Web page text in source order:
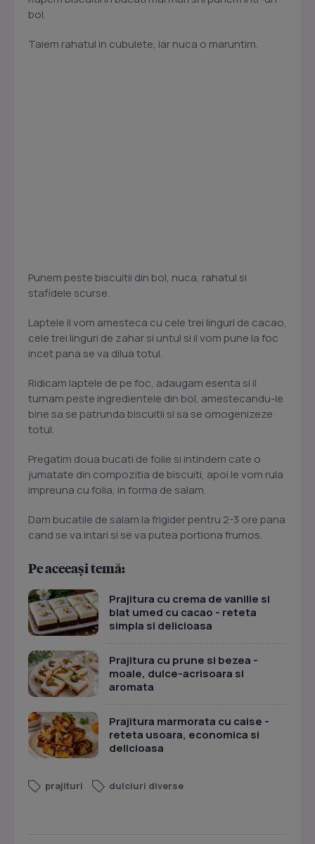
bol.
Taiem rahatul in cubulete, iar nuca o maruntim.
Punem peste biscuitii din bol, nuca, rahatul si
stafidele scurse.
Laptele il vom amesteca cu cele trei linguri de cacao,
cele trei linguri de zahar si untul si il vom pune la foc
incet pana se va dilua totul.
Ridicam laptele de pe foc, adaugam esenta si il
turnam peste ingredientele din bol, amestecandu-le
bine sa se patrunda biscuitii si sa se omogenizeze
totul.
Pregatim doua bucati de folie si intindem cate o
jumatate din compozitia de biscuiti, apoi le vom rula
impreuna cu folia, in forma de salam.
Dam bucatile de salam la frigider pentru 2-3 ore pana
cand se va intari si se va putea portiona frumos.
Pe aceeași temă:
Prajitura cu crema de vanilie si
blat umed cu cacao - reteta
simpla si delicioasa
Prajitura cu prune si bezea -
moale, dulce-acrisoara si
aromata
Prajitura marmorata cu caise -
reteta usoara, economica si
delicioasa
prajituri dulciuri diverse